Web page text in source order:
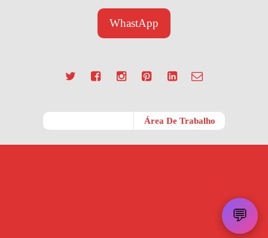
WhastApp
💬
Área De Trabalho